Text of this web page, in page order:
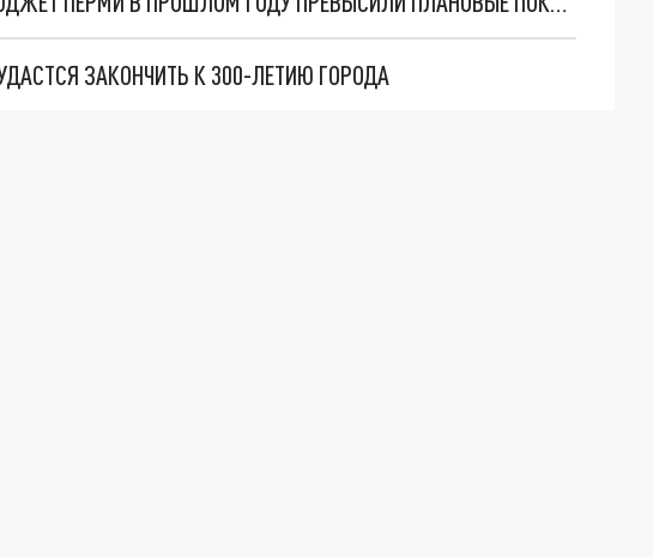
ЗАКОНЧИТЬ К 300-ЛЕТИЮ ГОРОДА